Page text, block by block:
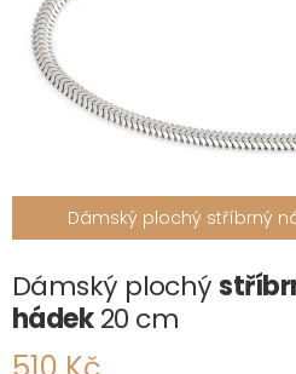
Dámský plochý stříbrný
Dámský plochý
hádek20 cm